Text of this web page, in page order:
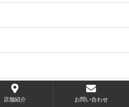
店舗紹介 お問い合わせ